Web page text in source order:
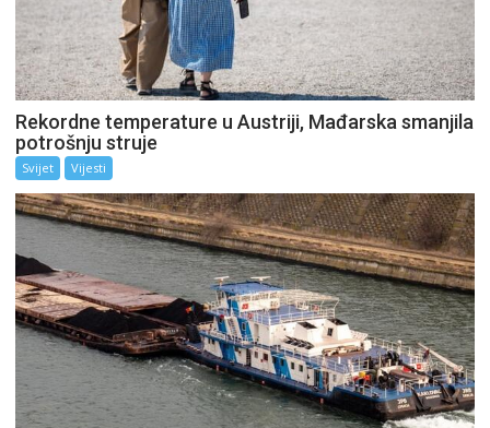
Rekordne temperature u Austriji, Mađarska smanjila
potrošnju struje
Svijet Vijesti